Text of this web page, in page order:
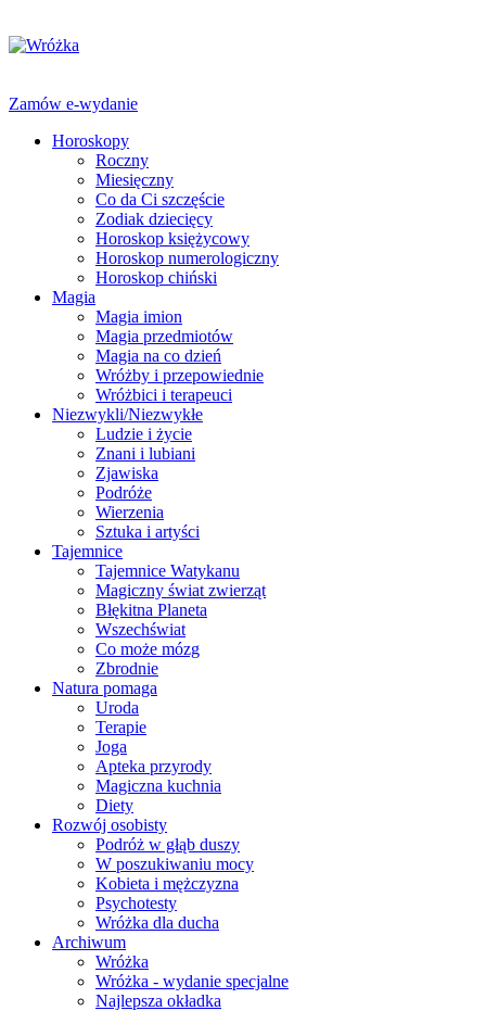
Zamów e-wydanie
Horoskopy
Roczny
Miesięczny
Co da Ci szczęście
Zodiak dziecięcy
Horoskop księżycowy
Horoskop numerologiczny
Horoskop chiński
Magia
Magia imion
Magia przedmiotów
Magia na co dzień
Wróżby i przepowiednie
Wróżbici i terapeuci
Niezwykli/Niezwykłe
Ludzie i życie
Znani i lubiani
Zjawiska
Podróże
Wierzenia
Sztuka i artyści
Tajemnice
Tajemnice Watykanu
Magiczny świat zwierząt
Błękitna Planeta
Wszechświat
Co może mózg
Zbrodnie
Natura pomaga
Uroda
Terapie
Joga
Apteka przyrody
Magiczna kuchnia
Diety
Rozwój osobisty
Podróż w głąb duszy
W poszukiwaniu mocy
Kobieta i mężczyzna
Psychotesty
Wróżka dla ducha
Archiwum
Wróżka
Wróżka - wydanie specjalne
Najlepsza okładka